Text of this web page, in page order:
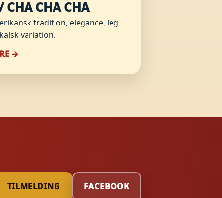
CHA CHA CHA
tradition, elegance, leg
variation.
→
TILMELDING FACEBOOK